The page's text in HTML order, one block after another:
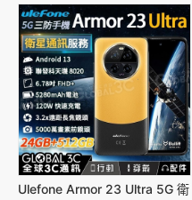
Ulefone Armor 23 Ultra 5G 衛